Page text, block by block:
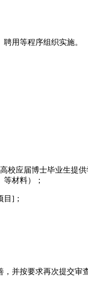
用等程序组织实施。
校应届博士毕业生提
材料）；
]；
并按要求再次提交审